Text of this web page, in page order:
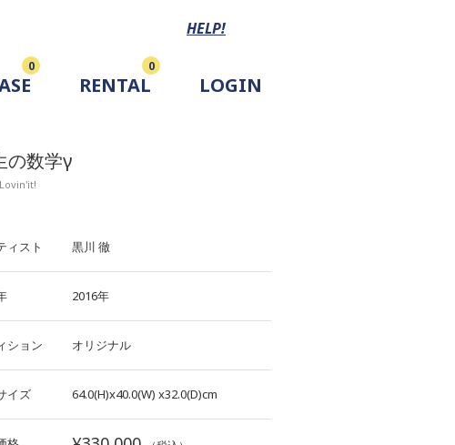
HELP!
0
RENTAL
0
LOGIN
の数学γ
ィスト 黒川 徹
2016年
ション オリジナル
イズ 64.0(H)x40.0(W) x32.0(D)cm